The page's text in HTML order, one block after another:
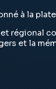
à la
régional
et la